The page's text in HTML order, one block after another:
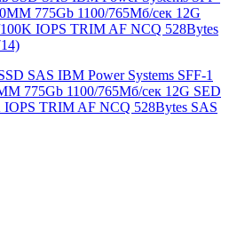
SAS IBM Power Systems SFF-1
775Gb 1100/765Мб/сек 12G SED
TRIM AF NCQ 528Bytes SAS